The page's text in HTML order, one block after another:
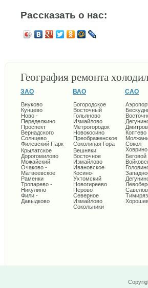
Рассказать о нас:
География ремонта
ЗАО
Внуково
Кунцево
Ново -
Переделкино
Проспект
Вернадского
Солнцево
Филевский Парк
Крылатское
Дорогомилово
Можайский
Очаково -
Матвеевское
Раменки
Тропарево -
Никулино
Фили -
Давыдково
ВАО
Богородское
Восточный
Гольяново
Измайлово
Метрогородок
Новокосино
Преображенское
Соколиная Гора
Вешняки
Восточное
Измайлово
Ивановское
Косино-
Ухтомский
Новогиреево
Перово
Северное
Измайлово
Сокольники
САО
Коптево
Сокол
Ховрино
Беговой